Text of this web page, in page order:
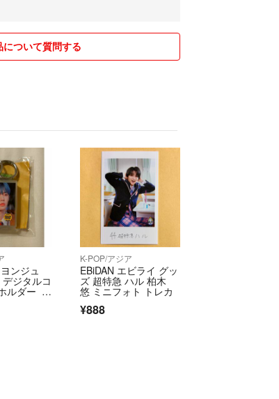
す。
コメントにてご連絡頂けましたら送料分
購入意思がある方のみ
がらお取引解約させて頂きます
ている物を突然非公開にする場合ありま
したら早めのご検討お願い致します
しい為、ご連絡遅くなってしまう場合が
・破損・遅延・紛失などのトラブルが起
後、発送後の保証は申し訳ありませんが
希望の方はコメント欄にてお伝え下され
について質問する
ンジュ
ジタルコ
ルダー dr
K-POP/アジア
EBiDAN エビライ グッ
ズ 超特急 ハル 柏木
悠 ミニフォト トレカ
¥888